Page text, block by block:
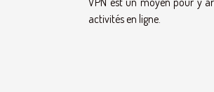
activités en ligne.